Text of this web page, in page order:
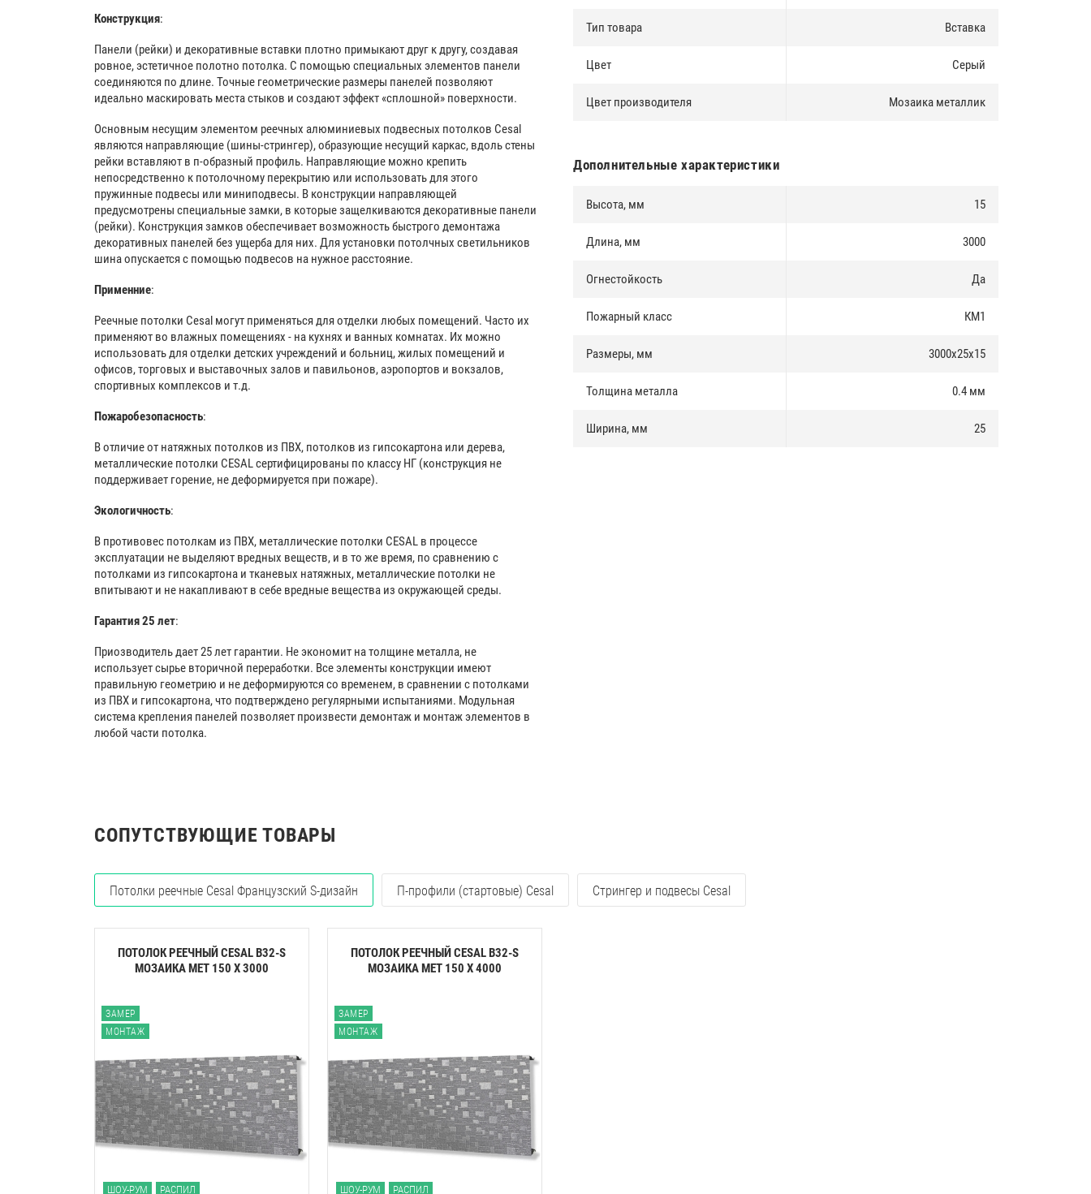
Конструкция:
Панели (рейки) и декоративные вставки плотно примыкают друг к другу, создавая
ровное, эстетичное полотно потолка. С помощью специальных элементов панели
соединяются по длине. Точные геометрические размеры панелей позволяют
идеально маскировать места стыков и создают эффект «сплошной» поверхности.
Основным несущим элементом реечных алюминиевых подвесных потолков Cesal
являются направляющие (шины-стрингер), образующие несущий каркас, вдоль стены
рейки вставляют в п-образный профиль. Направляющие можно крепить
непосредственно к потолочному перекрытию или использовать для этого
пружинные подвесы или миниподвесы. В конструкции направляющей
предусмотрены специальные замки, в которые защелкиваются декоративные панели
(рейки). Конструкция замков обеспечивает возможность быстрого демонтажа
декоративных панелей без ущерба для них. Для установки потолчных светильников
шина опускается с помощью подвесов на нужное расстояние.
Применние:
Реечные потолки Cesal могут применяться для отделки любых помещений. Часто их
применяют во влажных помещениях - на кухнях и ванных комнатах. Их можно
использовать для отделки детских учреждений и больниц, жилых помещений и
офисов, торговых и выставочных залов и павильонов, аэропортов и вокзалов,
спортивных комплексов и т.д.
Пожаробезопасность:
В отличие от натяжных потолков из ПВХ, потолков из гипсокартона или дерева,
металлические потолки CESAL сертифицированы по классу НГ (конструкция не
поддерживает горение, не деформируется при пожаре).
Экологичность:
В противовес потолкам из ПВХ, металлические потолки CESAL в процессе
эксплуатации не выделяют вредных веществ, и в то же время, по сравнению с
потолками из гипсокартона и тканевых натяжных, металлические потолки не
впитывают и не накапливают в себе вредные вещества из окружающей среды.
Гарантия 25 лет:
Приозводитель дает 25 лет гарантии. Не экономит на толщине металла, не
использует сырье вторичной переработки. Все элементы конструкции имеют
правильную геометрию и не деформируются со временем, в сравнении с потолками
из ПВХ и гипсокартона, что подтверждено регулярными испытаниями. Модульная
система крепления панелей позволяет произвести демонтаж и монтаж элементов в
любой части потолка.
Тип товара Вставка
Цвет Серый
Цвет производителя Мозаика металлик
Дополнительные характеристики
Высота, мм 15
Длина, мм 3000
Огнестойкость Да
Пожарный класс КМ1
Размеры, мм 3000х25х15
Толщина металла 0.4 мм
Ширина, мм 25
СОПУТСТВУЮЩИЕ ТОВАРЫ
Потолки реечные Cesal Французский S-дизайн П-профили (стартовые) Cesal Стрингер и подвесы Cesal
ПОТОЛОК РЕЕЧНЫЙ CESAL B32-S
МОЗАИКА МЕТ 150 Х 3000
ЗАМЕР
МОНТАЖ
ШОУ-РУМ РАСПИЛ
ПОТОЛОК РЕЕЧНЫЙ CESAL B32-S
МОЗАИКА МЕТ 150 Х 4000
ЗАМЕР
МОНТАЖ
ШОУ-РУМ РАСПИЛ